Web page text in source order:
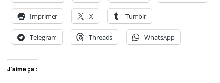
Imprimer X Tumblr
Telegram Threads WhatsApp
J’aime ça :